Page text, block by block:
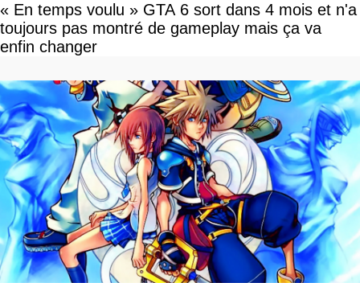
« En temps voulu » GTA 6 sort dans 4 mois et n'a
toujours pas montré de gameplay mais ça va
enfin changer